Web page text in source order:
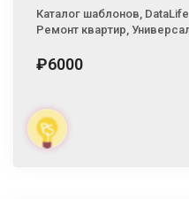
Каталог шаблонов
Ремонт квартир
₽6000